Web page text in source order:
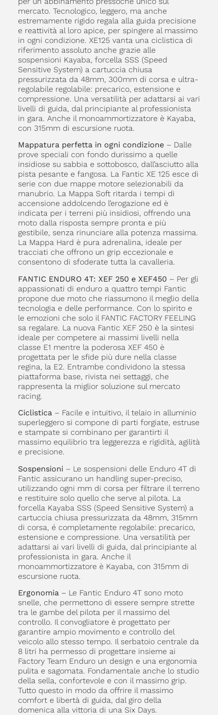
mercato. Tecnologico, leggero, ma anche
estremamente rigido regala alla guida precisione
e reattività al loro apice, per spingere al massimo
in ogni condizione. XE125 vanta una ciclistica di
riferimento assoluto anche grazie alle
sospensioni Kayaba, forcella SSS (Speed
Sensitive System) a cartuccia chiusa
pressurizzata da 48mm, 300mm di corsa e ultra-
regolabile regolabile: precarico, estensione e
compressione. Una versatilità per adattarsi ai vari
livelli di guida, dal principiante al professionista
in gara. Anche il monoammortizzatore è Kayaba,
con 315mm di escursione ruota.
Mappatura perfetta in ogni condizione– Dalle
prove speciali con fondo durissimo a quelle
insidiose su sabbia e sottobosco, dall’asciutto alla
pista pesante e fangosa. La Fantic XE 125 esce di
serie con due mappe motore selezionabili da
manubrio. La Mappa Soft ritarda i tempi di
accensione addolcendo l’erogazione ed è
indicata per i terreni più insidiosi, offrendo una
moto dalla risposta sempre pronta e più
gestibile, senza rinunciare alla potenza massima.
La Mappa Hard è pura adrenalina, ideale per
tracciati che offrono un grip eccezionale e
consentono di sfoderate tutta la cavalleria.
FANTIC ENDURO 4T: XEF 250 e XEF450 – Per gli
appassionati di enduro a quattro tempi Fantic
propone due moto che riassumono il meglio della
tecnologia e delle performance. Con lo spirito e
le emozioni che solo il FANTIC FACTORY FEELING
sa regalare. La nuova Fantic XEF 250 è la sintesi
ideale per competere ai massimi livelli nella
classe E1 mentre la poderosa XEF 450 è
progettata per le sfide più dure nella classe
regina, la E2. Entrambe condividono la stessa
piattaforma base, rivista nei settaggi, che
rappresenta la miglior soluzione sul mercato
racing.
Ciclistica – Facile e intuitivo, il telaio in alluminio
superleggero si compone di parti forgiate, estruse
e stampate si combinano per garantirti il
massimo equilibrio tra leggerezza e rigidità, agilità
e precisione.
Sospensioni – Le sospensioni delle Enduro 4T di
Fantic assicurano un handling super-preciso,
utilizzando ogni mm di corsa per filtrare il terreno
e restituire solo quello che serve al pilota. La
forcella Kayaba SSS (Speed Sensitive System) a
cartuccia chiusa pressurizzata da 48mm, 315mm
di corsa, é completamente regolabile: precarico,
estensione e compressione. Una versatilità per
adattarsi ai vari livelli di guida, dal principiante al
professionista in gara. Anche il
monoammortizzatore è Kayaba, con 315mm di
escursione ruota.
Ergonomia – Le Fantic Enduro 4T sono moto
snelle, che permettono di essere sempre strette
tra le gambe del pilota per il massimo del
controllo. Il convogliatore è progettato per
garantire ampio movimento e controllo del
veicolo allo stesso tempo. Il serbatoio centrale da
8 litri ha permesso di progettare insieme ai
Factory Team Enduro un design e una ergonomia
pulita e sagomata. Fondamentale anche lo studio
della sella, confortevole e con il massimo grip.
Tutto questo in modo da offrire il massimo
comfort e libertà di guida, dal giro della
domenica alla vittoria di una Six Days.